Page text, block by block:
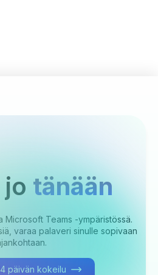
tänään
Microsoft Teams -ympäristössä.
varaa palaveri sinulle sopivaan
päivän kokeilu